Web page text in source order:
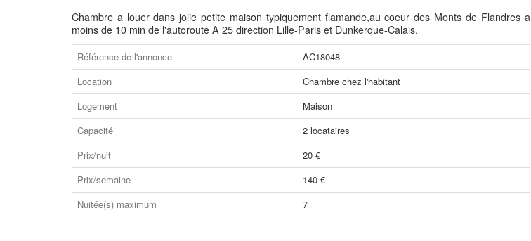
Chambre a louer dans jolie petite maison typiquement flamande,au coeur des Monts de Flandres a
moins de 10 min de l'autoroute A 25 direction Lille-Paris et Dunkerque-Calais.
Référence de l'annonce
AC18048
Location
Chambre chez l'habitant
Logement
Maison
Capacité
2 locataires
Prix/nuit
20 €
Prix/semaine
140 €
Nuitée(s) maximum
7